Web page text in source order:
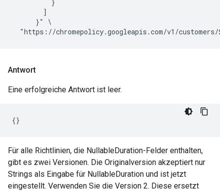
          }
        ]
      }" \
Antwort
Eine erfolgreiche Antwort ist leer.
Für alle Richtlinien, die NullableDuration-Felder enthalten,
gibt es zwei Versionen. Die Originalversion akzeptiert nur
Strings als Eingabe für NullableDuration und ist jetzt
eingestellt. Verwenden Sie die Version 2. Diese ersetzt